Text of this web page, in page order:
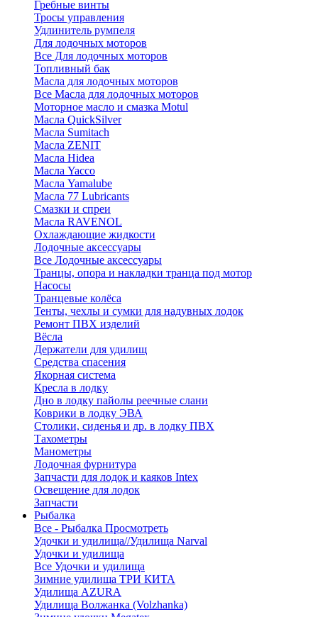
Гребные винты
Тросы управления
Удлинитель румпеля
Для лодочных моторов
Все Для лодочных моторов
Топливный бак
Масла для лодочных моторов
Все Масла для лодочных моторов
Моторное масло и смазка Motul
Масла QuickSilver
Масла Sumitach
Масла ZENIT
Масла Hidea
Масла Yacco
Масла Yamalube
Масла 77 Lubricants
Смазки и спреи
Масла RAVENOL
Охлаждающие жидкости
Лодочные аксессуары
Все Лодочные аксессуары
Транцы, опора и накладки транца под мотор
Насосы
Транцевые колёса
Тенты, чехлы и сумки для надувных лодок
Ремонт ПВХ изделий
Вёсла
Держатели для удилищ
Средства спасения
Якорная система
Кресла в лодку
Дно в лодку пайолы реечные слани
Коврики в лодку ЭВА
Столики, сиденья и др. в лодку ПВХ
Тахометры
Манометры
Лодочная фурнитура
Запчасти для лодок и каяков Intex
Освещение для лодок
Запчасти
Рыбалка
Все - Рыбалка Просмотреть
Удочки и удилища//Удилища Narval
Удочки и удилища
Все Удочки и удилища
Зимние удилища ТРИ КИТА
Удилища AZURA
Удилища Волжанка (Volzhanka)